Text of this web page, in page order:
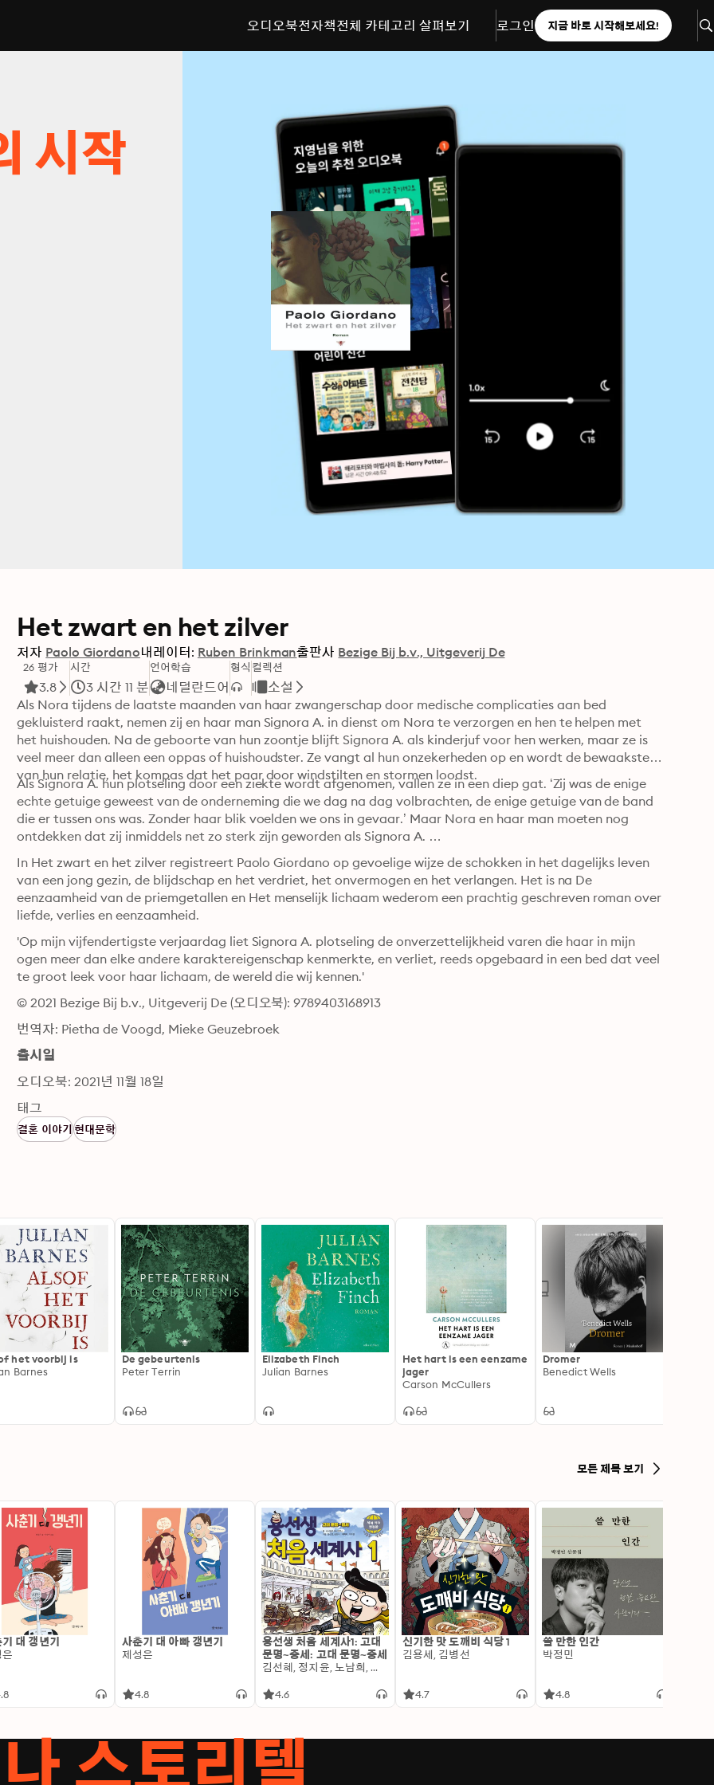
오디오북전자책전체 카테고리 살펴보기 로그인 지금 바로 시작해보세요!
시작
Het zwart en het zilver
저자 Paolo Giordano내레이터: Ruben Brinkman출판사 Bezige Bij b.v., Uitgeverij De
26 평가
3.8
시간
3 시간 11 분
언어학습
네덜란드어
형식 컬렉션
소설
Als Nora tijdens de laatste maanden van haar zwangerschap door medische complicaties aan bed
gekluisterd raakt, nemen zij en haar man Signora A. in dienst om Nora te verzorgen en hen te helpen met
het huishouden. Na de geboorte van hun zoontje blijft Signora A. als kinderjuf voor hen werken, maar ze is
veel meer dan alleen een oppas of huishoudster. Ze vangt al hun onzekerheden op en wordt de bewaakster
Als Signora A. hun plotseling door een ziekte wordt afgenomen, vallen ze in een diep gat. ‘Zij was de enige
echte getuige geweest van de onderneming die we dag na dag volbrachten, de enige getuige van de band
die er tussen ons was. Zonder haar blik voelden we ons in gevaar.’ Maar Nora en haar man moeten nog
ontdekken dat zij inmiddels net zo sterk zijn geworden als Signora A.
In Het zwart en het zilver registreert Paolo Giordano op gevoelige wijze de schokken in het dagelijks leven
van een jong gezin, de blijdschap en het verdriet, het onvermogen en het verlangen. Het is na De
eenzaamheid van de priemgetallen en Het menselijk lichaam wederom een prachtig geschreven roman over
liefde, verlies en eenzaamheid.
'Op mijn vijfendertigste verjaardag liet Signora A. plotseling de onverzettelijkheid varen die haar in mijn
ogen meer dan elke andere karaktereigenschap kenmerkte, en verliet, reeds opgebaard in een bed dat veel
te groot leek voor haar lichaam, de wereld die wij kennen.'
© 2021 Bezige Bij b.v., Uitgeverij De (오디오북): 9789403168913
번역자: Pietha de Voogd, Mieke Geuzebroek
출시일
오디오북: 2021년 11월 18일
태그
결혼 이야기현대문학
het voorbij is
Barnes
De gebeurtenis
Peter Terrin
Elizabeth Finch
Julian Barnes
Het hart is een eenzame
jager
Carson McCullers
Dromer
Benedict Wells
모든 제목 보기
대 갱년기
사춘기 대 아빠 갱년기
제성은
4.8
용선생 처음 세계사1: 고대
문명~중세: 고대 문명~중세
김선혜, 정지윤, 노남희, 뭉선생, 윤효식, 이우일, 김선빈, 사회평론 역사연구소
4.6
신기한 맛 도깨비 식당 1
김용세, 김병선
4.7
쓸 만한 인간
박정민
4.8
스토리텔